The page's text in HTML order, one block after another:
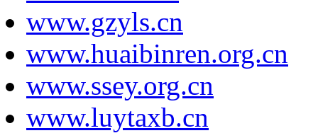
www.gzyls.cn
www.huaibinren.org.cn
www.ssey.org.cn
www.luytaxb.cn